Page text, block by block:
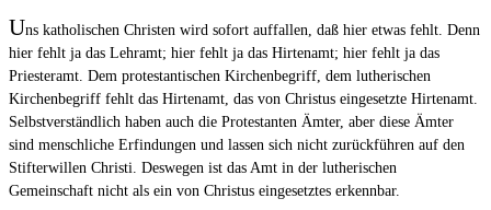
Uns katholischen Christen wird sofort auffallen, daß hier etwas fehlt. Denn
hier fehlt ja das Lehramt; hier fehlt ja das Hirtenamt; hier fehlt ja das
Priesteramt. Dem protestantischen Kirchenbegriff, dem lutherischen
Kirchenbegriff fehlt das Hirtenamt, das von Christus eingesetzte Hirtenamt.
Selbstverständlich haben auch die Protestanten Ämter, aber diese Ämter
sind menschliche Erfindungen und lassen sich nicht zurückführen auf den
Stifterwillen Christi. Deswegen ist das Amt in der lutherischen
Gemeinschaft nicht als ein von Christus eingesetztes erkennbar.